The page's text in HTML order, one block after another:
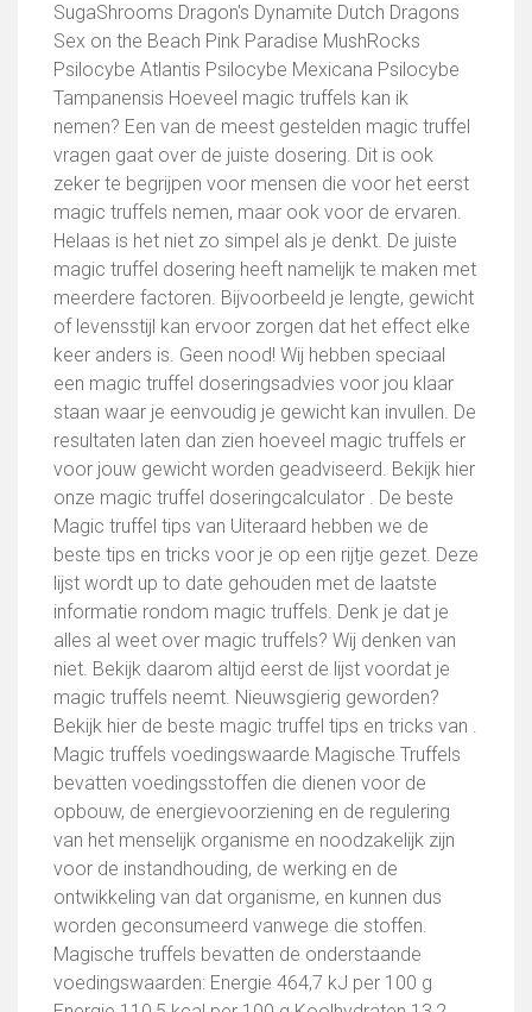
SugaShrooms Dragon's Dynamite Dutch Dragons
Sex on the Beach Pink Paradise MushRocks
Psilocybe Atlantis Psilocybe Mexicana Psilocybe
Tampanensis Hoeveel magic truffels kan ik
nemen? Een van de meest gestelden magic truffel
vragen gaat over de juiste dosering. Dit is ook
zeker te begrijpen voor mensen die voor het eerst
magic truffels nemen, maar ook voor de ervaren.
Helaas is het niet zo simpel als je denkt. De juiste
magic truffel dosering heeft namelijk te maken met
meerdere factoren. Bijvoorbeeld je lengte, gewicht
of levensstijl kan ervoor zorgen dat het effect elke
keer anders is. Geen nood! Wij hebben speciaal
een magic truffel doseringsadvies voor jou klaar
staan waar je eenvoudig je gewicht kan invullen. De
resultaten laten dan zien hoeveel magic truffels er
voor jouw gewicht worden geadviseerd. Bekijk hier
onze magic truffel doseringcalculator . De beste
Magic truffel tips van Uiteraard hebben we de
beste tips en tricks voor je op een rijtje gezet. Deze
lijst wordt up to date gehouden met de laatste
informatie rondom magic truffels. Denk je dat je
alles al weet over magic truffels? Wij denken van
niet. Bekijk daarom altijd eerst de lijst voordat je
magic truffels neemt. Nieuwsgierig geworden?
Bekijk hier de beste magic truffel tips en tricks van .
Magic truffels voedingswaarde Magische Truffels
bevatten voedingsstoffen die dienen voor de
opbouw, de energievoorziening en de regulering
van het menselijk organisme en noodzakelijk zijn
voor de instandhouding, de werking en de
ontwikkeling van dat organisme, en kunnen dus
worden geconsumeerd vanwege die stoffen.
Magische truffels bevatten de onderstaande
voedingswaarden: Energie 464,7 kJ per 100 g